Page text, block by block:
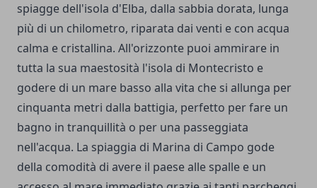
spiagge dell'isola d'Elba, dalla sabbia dorata, lunga
più di un chilometro, riparata dai venti e con acqua
calma e cristallina. All'orizzonte puoi ammirare in
tutta la sua maestosità l'isola di Montecristo e
godere di un mare basso alla vita che si allunga per
cinquanta metri dalla battigia, perfetto per fare un
bagno in tranquillità o per una passeggiata
nell'acqua. La spiaggia di Marina di Campo gode
della comodità di avere il paese alle spalle e un